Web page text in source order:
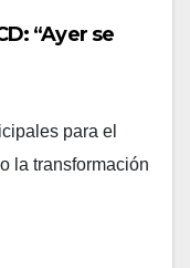
“Ayer se
para el
la transformación